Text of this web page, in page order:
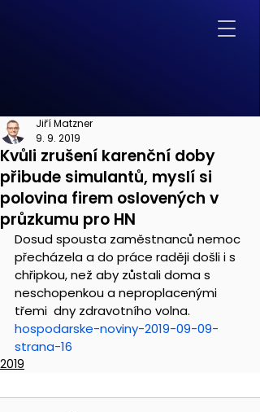
Kvůli zrušení karenční doby
přibude simulantů, myslí si
polovina firem oslovených v
průzkumu pro HN
Jiří Matzner
9. 9. 2019
Dosud spousta zaměstnanců nemoc
přecházela a do práce raději došli i s
chřipkou, než aby zůstali doma s
neschopenkou a neproplacenými
třemi  dny zdravotního volna.
hospodarske-noviny-2019-09-09-
strana-16
2019